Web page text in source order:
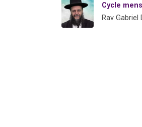
Cycle
Rav Gabriel